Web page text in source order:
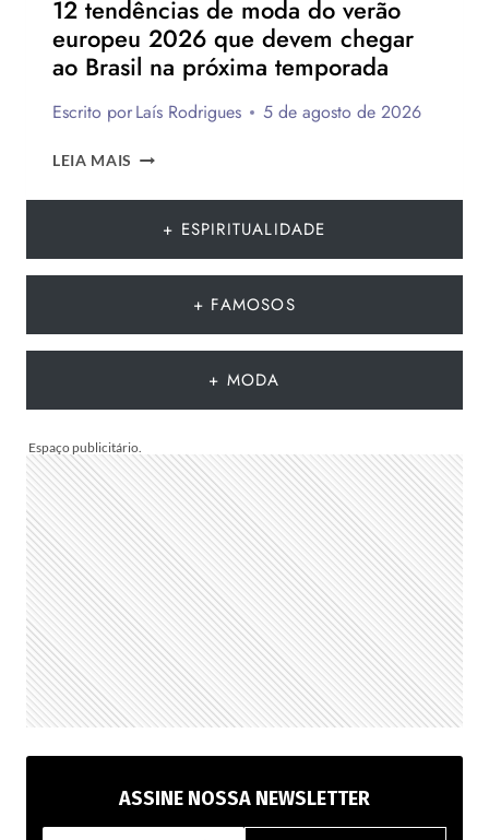
12 tendências de moda do verão
europeu 2026 que devem chegar
ao Brasil na próxima temporada
Escrito porLaís Rodrigues 5 de agosto de 2026
LEIA MAIS
DE
MODA
QUE
AO
NA
PRÓXIMA
TEMPORADA
+ ESPIRITUALIDADE
+ FAMOSOS
+ MODA
ASSINE NOSSA NEWSLETTER